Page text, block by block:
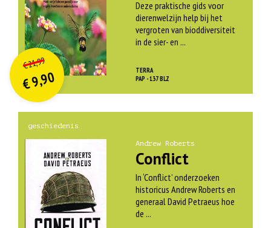
Deze praktische gids voor
dierenwelzijn help bij het
vergroten van bioddiversiteit
in de sier- en ...
TERRA
PAP - 137 BLZ
€21,99O
orspr
onkelijke
prijs
was:
€ 21,99.
€9,90
Huidige
prijs
is:
€ 9,90.
geschiedenis
Andrew Roberts
Conflict
In ‘Conflict’ onderzoeken
historicus Andrew Roberts en
generaal David Petraeus hoe
de ...